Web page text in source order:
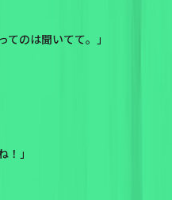
のは聞いてて。」
」